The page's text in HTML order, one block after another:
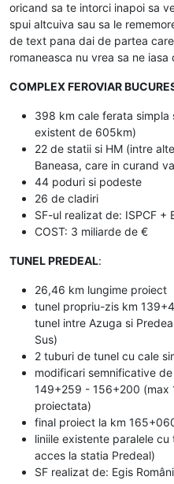
oricand sa te intorci inapoi sa
spui altcuiva sau sa le
de text pana dai de partea
romaneasca nu vrea sa ne iasa
COMPLEX FEROVIAR
398 km cale ferata
existent de 605km)
22 de statii si HM (intre
Baneasa, care in curand
44 poduri si podeste
26 de cladiri
SF-ul realizat de: ISPCF +
COST: 3 miliarde de €
TUNEL PREDEAL:
26,46 km lungime proiect
tunel propriu-zis km
tunel intre Azuga si
Sus)
2 tuburi de tunel cu cale
modificari semnificative
149+259 - 156+200 (max
proiectata)
final proiect la km
liniile existente paralele
acces la statia Predeal)
SF realizat de: Egis